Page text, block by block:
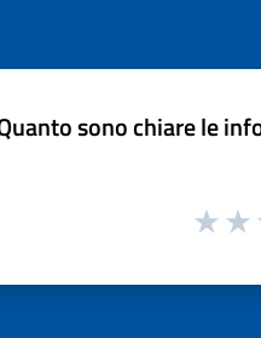
sono chiare le